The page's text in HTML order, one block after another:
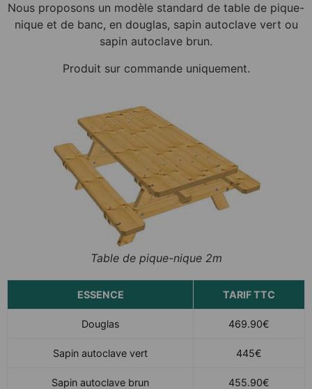
Nous proposons un modèle standard de table de pique-
nique et de banc, en douglas, sapin autoclave vert ou
sapin autoclave brun.
Produit sur commande uniquement.
Table de pique-nique 2m
ESSENCE TARIF TTC
Douglas 469.90€
Sapin autoclave vert 445€
Sapin autoclave brun 455.90€